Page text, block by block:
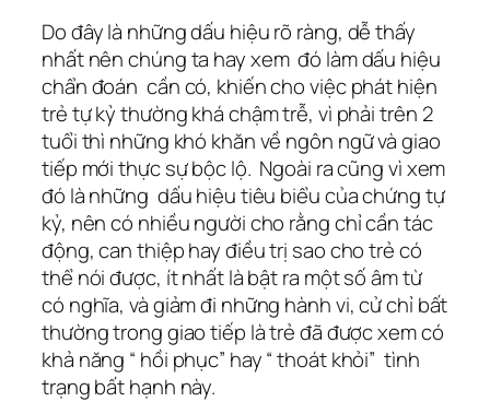
Do đây là những dấu hiệu rõ ràng, dễ thấy
nhất nên chúng ta hay xem đó làm dấu hiệu
chẩn đoán cần có, khiến cho việc phát hiện
trẻ tự kỷ thường khá chậm trễ, vì phải trên 2
tuổi thì những khó khăn về ngôn ngữ và giao
tiếp mới thực sự bộc lộ. Ngoài ra cũng vì xem
đó là những dấu hiệu tiêu biểu của chứng tự
kỷ, nên có nhiều người cho rằng chỉ cần tác
động, can thiệp hay điều trị sao cho trẻ có
thể nói được, ít nhất là bật ra một số âm từ
có nghĩa, và giảm đi những hành vi, cử chỉ bất
thường trong giao tiếp là trẻ đã được xem có
khả năng “ hồi phục” hay “ thoát khỏi” tình
trạng bất hạnh này.